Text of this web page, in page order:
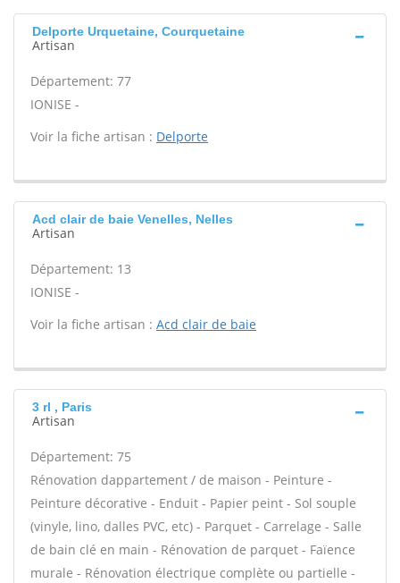
Delporte Urquetaine, Courquetaine
Artisan
Département: 77
IONISE -
Voir la fiche artisan : Delporte
Acd clair de baie Venelles, Nelles
Artisan
Département: 13
IONISE -
Voir la fiche artisan : Acd clair de baie
3 rl , Paris
Artisan
Département: 75
Rénovation dappartement / de maison - Peinture -
Peinture décorative - Enduit - Papier peint - Sol souple
(vinyle, lino, dalles PVC, etc) - Parquet - Carrelage - Salle
de bain clé en main - Rénovation de parquet - Faïence
murale - Rénovation électrique complète ou partielle -